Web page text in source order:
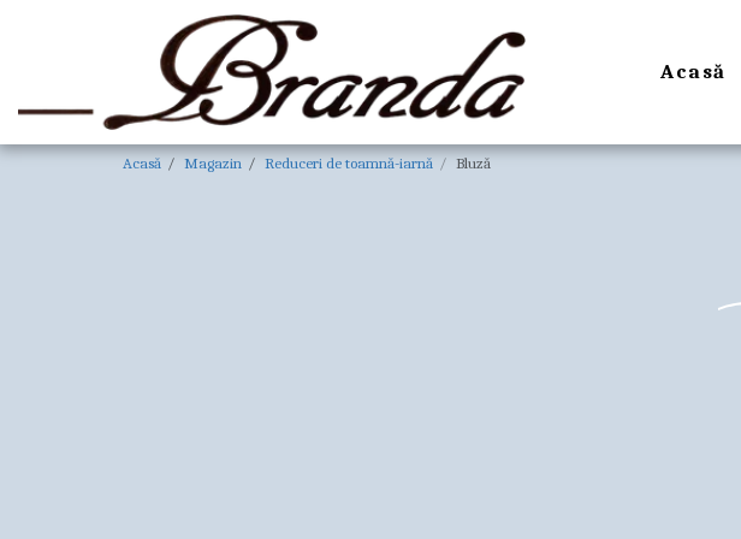
Acasă
Acasă Magazin Reduceri de toamnă-iarnă Bluză